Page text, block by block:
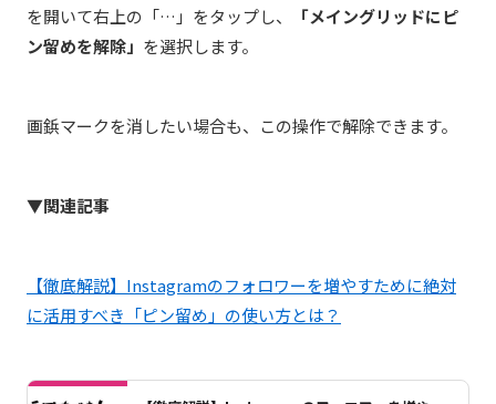
を開いて右上の「…」をタップし、
「メイングリッドにピ
ン留めを解除」 を選択します。
画鋲マークを消したい場合も、この操作で解除できます。
▼関連記事
【徹底解説】Instagramのフォロワーを増やすために絶対
に活用すべき「ピン留め」の使い方とは？